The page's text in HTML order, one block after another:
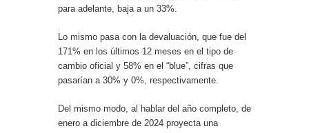
para adelante, baja a un 33%.
Lo mismo pasa con la devaluación, que fue del
171% en los últimos 12 meses en el tipo de
cambio oficial y 58% en el “blue”, cifras que
pasarían a 30% y 0%, respectivamente.
Del mismo modo, al hablar del año completo, de
enero a diciembre de 2024 proyecta una